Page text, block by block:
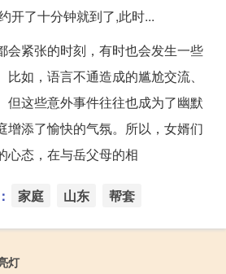
开了十分钟就到了,此时...
会紧张的时刻，有时也会发生一些
如，语言不通造成的尴尬交流、
但这些意外事件往往也成为了幽默
增添了愉快的气氛。所以，女婿们
心态，在与岳父母的相
家庭 山东 帮套
灯